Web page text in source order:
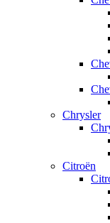
Chrysler
Citroën